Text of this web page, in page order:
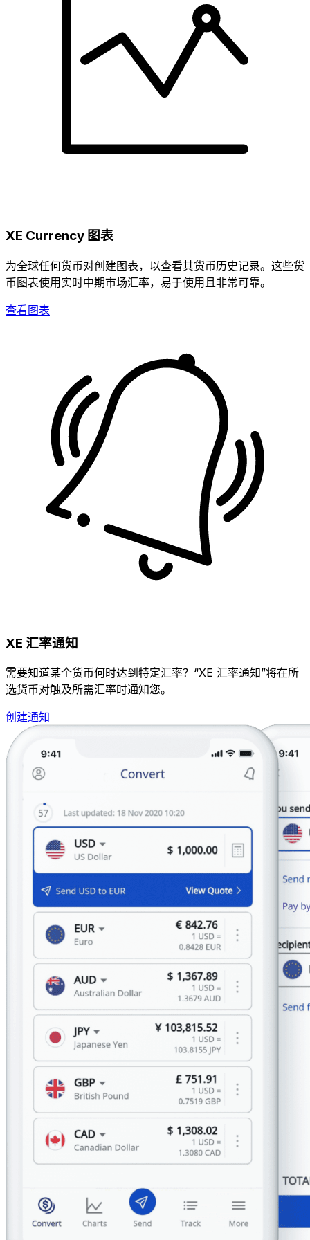
XE Currency 图表
为全球任何货币对创建图表，以查看其货币历史记录。这些货
币图表使用实时中期市场汇率，易于使用且非常可靠。
查看图表
XE 汇率通知
需要知道某个货币何时达到特定汇率？“XE 汇率通知”将在所
选货币对触及所需汇率时通知您。
创建通知